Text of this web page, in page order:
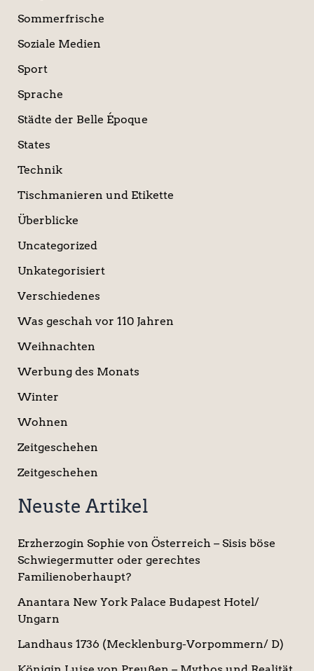
Sommerfrische
Soziale Medien
Sport
Sprache
Städte der Belle Époque
States
Technik
Tischmanieren und Etikette
Überblicke
Uncategorized
Unkategorisiert
Verschiedenes
Was geschah vor 110 Jahren
Weihnachten
Werbung des Monats
Winter
Wohnen
Zeitgeschehen
Zeitgeschehen
Neuste Artikel
Erzherzogin Sophie von Österreich – Sisis böse
Schwiegermutter oder gerechtes
Familienoberhaupt?
Anantara New York Palace Budapest Hotel/
Ungarn
Landhaus 1736 (Mecklenburg-Vorpommern/ D)